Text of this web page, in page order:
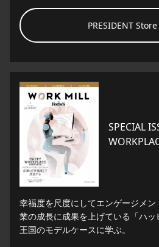
PRESIDENT
SPECIAL
幸福度を尺度にしてエンゲージメ
業の成長に成果を上げている「ハ
王国のモデルケースに学ぶ。